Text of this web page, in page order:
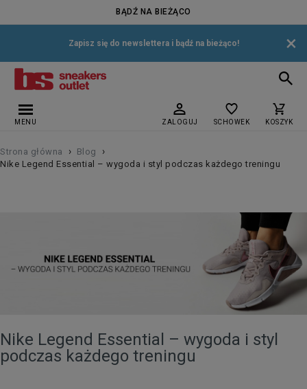
BĄDŹ NA BIEŻĄCO
Zapisz się do newslettera i bądź na bieżąco! ×
MENU ZALOGUJ SCHOWEK KOSZYK
Strona główna › Blog ›
Nike Legend Essential – wygoda i styl podczas każdego treningu
Nike Legend Essential – wygoda i styl
podczas każdego treningu